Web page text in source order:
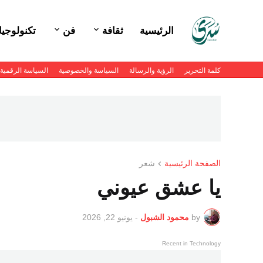
الرئيسية ثقافة فن
كلمة التحرير الرؤية والرسالة السياسة والخصوصية السياسة الرقمية
الصفحة الرئيسية شعر
يا عشق عيوني
by محمود الشبول - يونيو 22, 2026
Recent in Technology